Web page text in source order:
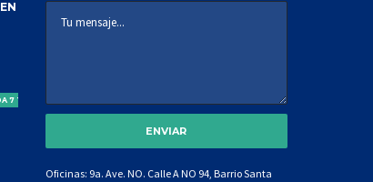
7 TORNEO CLAUSURA
Oficinas: 9a. Ave. NO. Calle A NO 94, Barrio Santa